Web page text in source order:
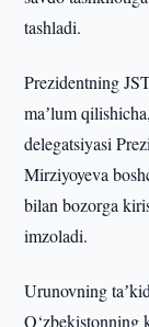
tashladi.
Prezidentning
maʼlum
delegatsiyasi
Mirziyoyeva
bilan bozorga
imzoladi.
Urunovning
O‘zbekistonning